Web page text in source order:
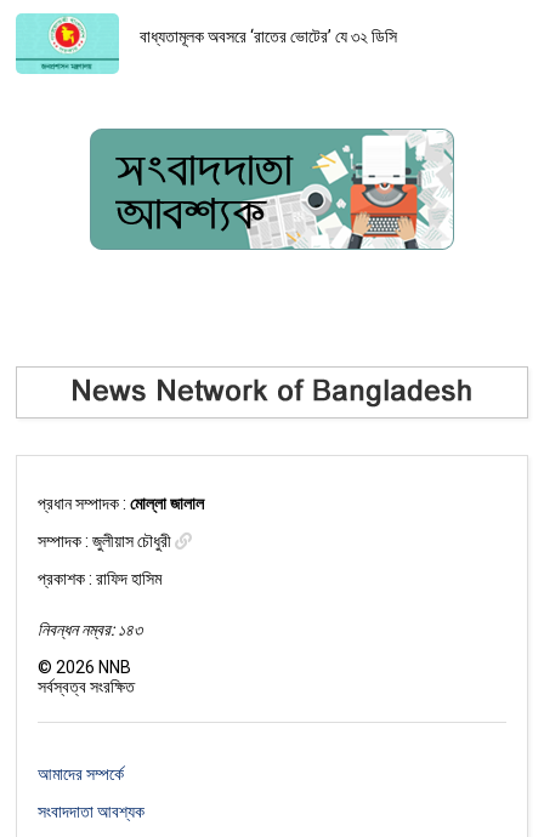
বাধ্যতামূলক অবসরে ‘রাতের ভোটের’ যে ৩২ ডিসি
প্রধান সম্পাদক :মোল্লা জালাল
সম্পাদক :জুলীয়াস চৌধুরী
প্রকাশক : রাফিদ হাসিম
নিবন্ধন নম্বর: ১৪৩
©2026 NNB
সর্বস্বত্ব সংরক্ষিত
আমাদের সম্পর্কে
সংবাদদাতা আবশ্যক